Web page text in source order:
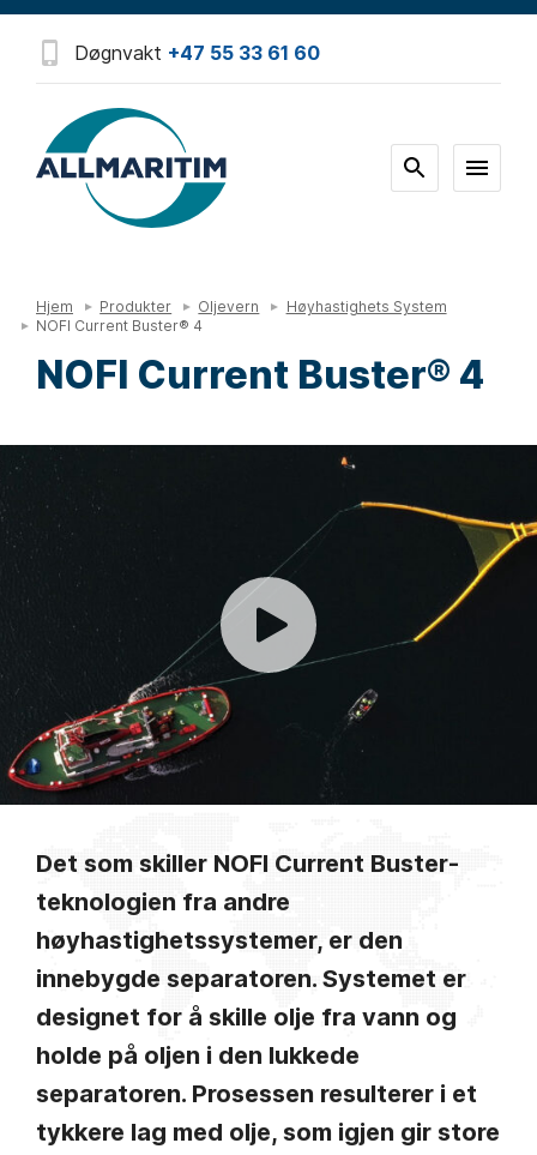
Døgnvakt +47 55 33 61 60
Hjem Produkter Oljevern
Høyhastighets System
NOFI Current Buster® 4
NOFI Current Buster® 4
Det som skiller NOFI Current Buster-
teknologien fra andre
høyhastighetssystemer, er den
innebygde separatoren. Systemet er
designet for å skille olje fra vann og
holde på oljen i den lukkede
separatoren. Prosessen resulterer i et
tykkere lag med olje, som igjen gir store